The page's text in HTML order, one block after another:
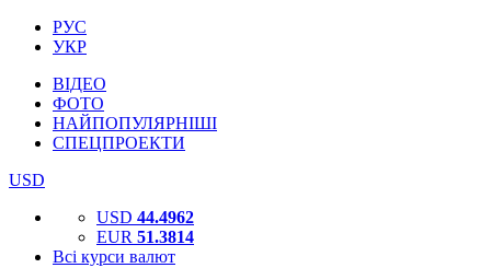
РУС
УКР
ВІДЕО
ФОТО
НАЙПОПУЛЯРНІШІ
СПЕЦПРОЕКТИ
USD
USD 44.4962
EUR 51.3814
Всі курси валют